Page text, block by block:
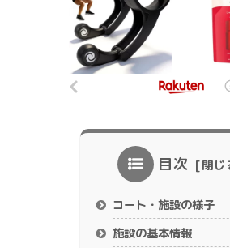
目次
コート・施設の様子
施設の基本情報